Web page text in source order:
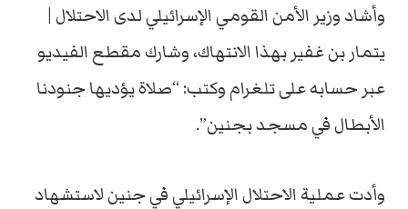
وأشاد وزير الأمن القومي الإسرائيلي لدى الاحتلال |
يتمار بن غفير بهذا الانتهاك، وشارك مقطع الفيديو
عبر حسابه على تلغرام وكتب: “صلاة يؤديها جنودنا
الأبطال في مسجد بجنين”.
وأدت عملية الاحتلال الإسرائيلي في جنين لاستشهاد